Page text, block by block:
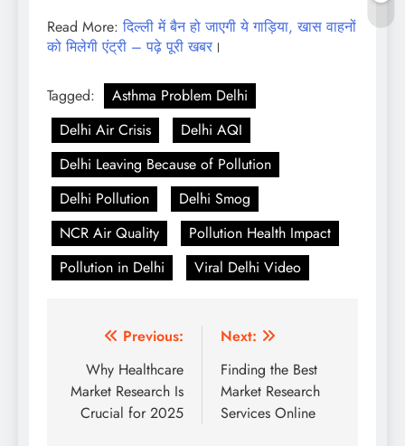
Read More:दिल्ली में बैन हो जाएगी ये गाड़िया, खास वाहनों
को मिलेगी एंट्री – पढ़े पूरी खबर ।
Tagged:
Asthma Problem Delhi
Delhi Air Crisis
Delhi AQI
Delhi Leaving Because of Pollution
Delhi Pollution
Delhi Smog
NCR Air Quality
Pollution Health Impact
Pollution in Delhi
Viral Delhi Video
Post
navigation
Previous:
Why Healthcare
Market Research Is
Crucial for 2025
Next:
Finding the Best
Market Research
Services Online